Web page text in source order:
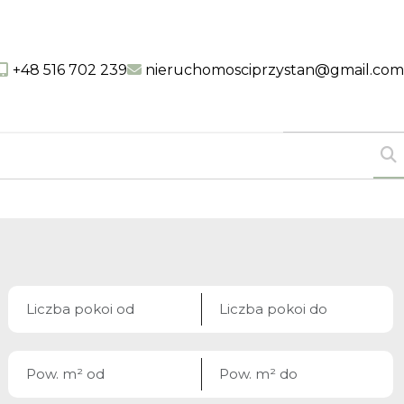
+48 516 702 239 nieruchomosciprzystan@gmail.com